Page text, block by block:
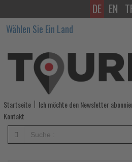
Fünf
Gründe,
warum
Tanger
zu
Marokkos
DE EN
Wählen Sie Ein Land
Startseite Ich möchte den Newsletter
Kontakt